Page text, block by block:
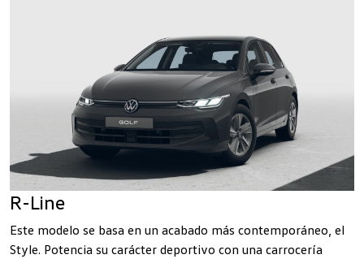
R-Line
Este modelo se basa en un acabado más contemporáneo, el
Style. Potencia su carácter deportivo con una carrocería